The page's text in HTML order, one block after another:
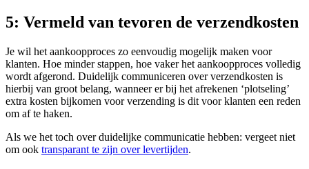
5: Vermeld van tevoren de verzendkosten
Je wil het aankoopproces zo eenvoudig mogelijk maken voor
klanten. Hoe minder stappen, hoe vaker het aankoopproces volledig
wordt afgerond. Duidelijk communiceren over verzendkosten is
hierbij van groot belang, wanneer er bij het afrekenen ‘plotseling’
extra kosten bijkomen voor verzending is dit voor klanten een reden
om af te haken.
Als we het toch over duidelijke communicatie hebben: vergeet niet
om ook transparant te zijn over levertijden.